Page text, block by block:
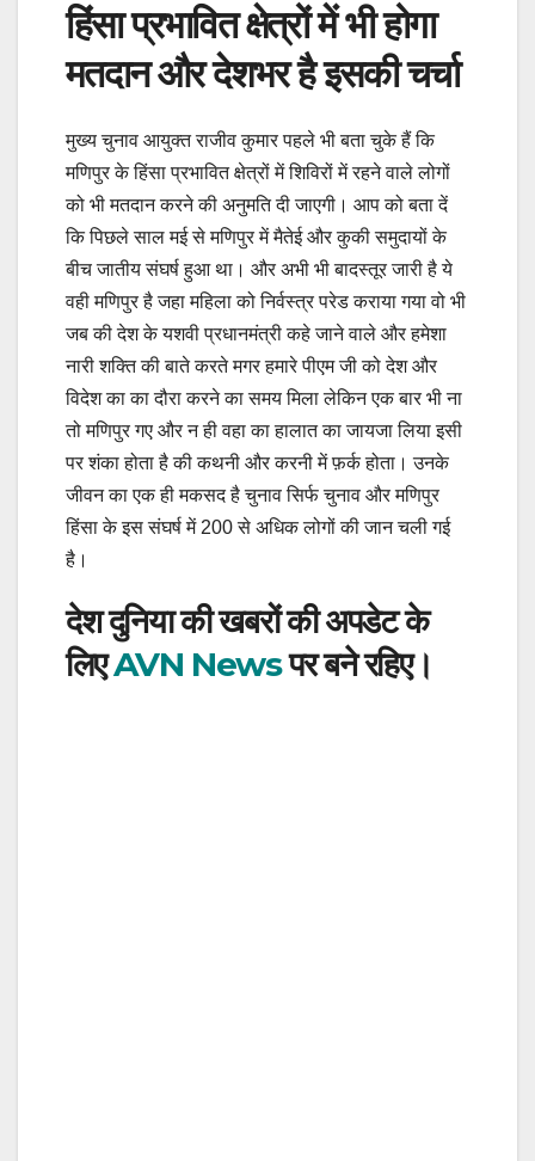
हिंसा प्रभावित क्षेत्रों में भी होगा
मतदान और देशभर है इसकी चर्चा
मुख्य चुनाव आयुक्त राजीव कुमार पहले भी बता चुके हैं कि
मणिपुर के हिंसा प्रभावित क्षेत्रों में शिविरों में रहने वाले लोगों
को भी मतदान करने की अनुमति दी जाएगी। आप को बता दें
कि पिछले साल मई से मणिपुर में मैतेई और कुकी समुदायों के
बीच जातीय संघर्ष हुआ था। और अभी भी बादस्तूर जारी है ये
वही मणिपुर है जहा महिला को निर्वस्त्र परेड कराया गया वो भी
जब की देश के यशवी प्रधानमंत्री कहे जाने वाले और हमेशा
नारी शक्ति की बाते करते मगर हमारे पीएम जी को देश और
विदेश का का दौरा करने का समय मिला लेकिन एक बार भी ना
तो मणिपुर गए और न ही वहा का हालात का जायजा लिया इसी
पर शंका होता है की कथनी और करनी में फ़र्क होता। उनके
जीवन का एक ही मकसद है चुनाव सिर्फ चुनाव और मणिपुर
हिंसा के इस संघर्ष में 200 से अधिक लोगों की जान चली गई
है।
देश दुनिया की खबरों की अपडेट के
लिएAVN Newsपर बने रहिए।